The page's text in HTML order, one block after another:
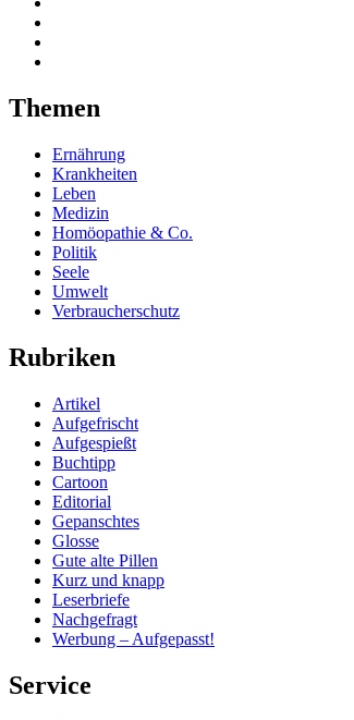
Themen
Ernährung
Krankheiten
Leben
Medizin
Homöopathie & Co.
Politik
Seele
Umwelt
Verbraucherschutz
Rubriken
Artikel
Aufgefrischt
Aufgespießt
Buchtipp
Cartoon
Editorial
Gepanschtes
Glosse
Gute alte Pillen
Kurz und knapp
Leserbriefe
Nachgefragt
Werbung – Aufgepasst!
Service